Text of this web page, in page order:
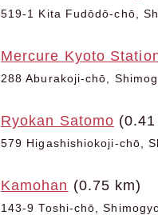
519-1 Kita Fudōdō-chō,
Mercure Kyoto
288 Aburakoji-chō,
Ryokan Satomo
579 Higashishiokoji-chō,
Kamohan (0.75 km)
143-9 Toshi-chō,